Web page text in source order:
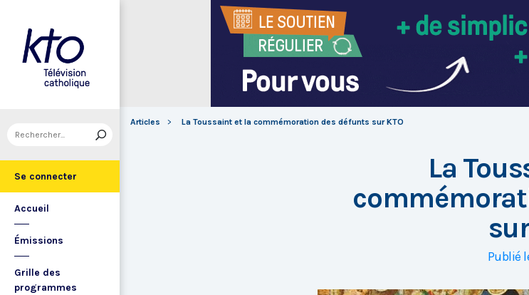
Se connecter
Accueil
Émissions
Grille des
programmes
Articles La Toussaint et la commémoration des défunts sur KTO
La
Publié